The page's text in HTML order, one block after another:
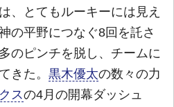
、とてもルーキーには見え
の平野につなぐ8回を託さ
のピンチを脱し、チームに
きた。 黒木優太の数々の力
スの4月の開幕ダッシュ